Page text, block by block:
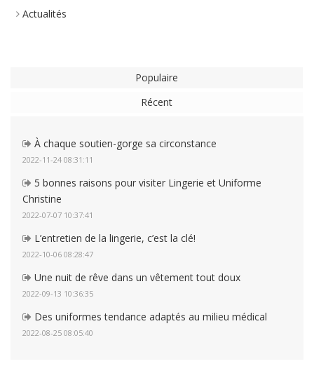
Actualités
Populaire
Récent
À chaque soutien-gorge sa circonstance
2022-11-24 08:31:11
5 bonnes raisons pour visiter Lingerie et Uniforme
Christine
2022-07-07 10:37:41
L’entretien de la lingerie, c’est la clé!
2022-10-06 08:28:47
Une nuit de rêve dans un vêtement tout doux
2022-09-13 10:36:35
Des uniformes tendance adaptés au milieu médical
2022-08-25 08:05:40